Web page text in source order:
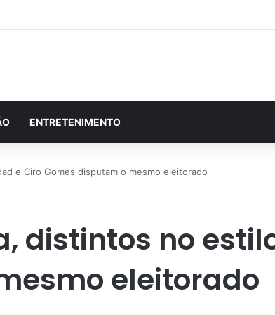
ENTRETENIMENTO
e Ciro Gomes disputam o mesmo eleitorado
distintos no
eleitorado